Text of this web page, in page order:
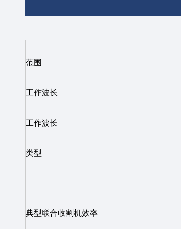
范围
工作波长
工作波长
类型
典型联合收割机效率